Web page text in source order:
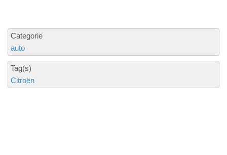
Categorie
auto
Tag(s)
Citroën